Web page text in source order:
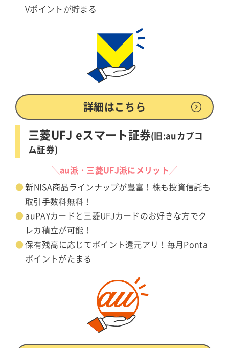
Vポイントが貯まる
詳細はこちら
三菱UFJ eスマート証券(旧:auカブコ
ム証券)
＼au派・三菱UFJ派にメリット／
新NISA商品ラインナップが豊富！株も投資信託も
取引手数料無料！
auPAYカードと三菱UFJカードのお好きな方でク
レカ積立が可能！
保有残高に応じてポイント還元アリ！毎月Ponta
ポイントがたまる